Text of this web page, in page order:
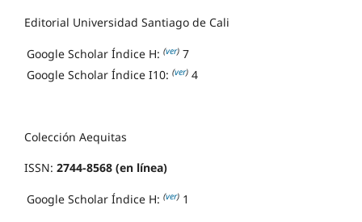
Editorial Universidad Santiago de Cali
Google Scholar Índice H: (ver) 7
Google Scholar Índice I10: (ver) 4
Colección Aequitas
ISSN: 2744-8568 (en línea)
Google Scholar Índice H: (ver) 1